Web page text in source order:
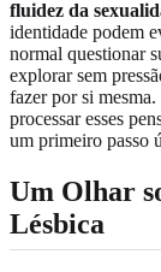
fluidez da
identidade podem
normal questionar
explorar sem
fazer por si
processar esses
um primeiro passo
Um Olhar
Lésbica